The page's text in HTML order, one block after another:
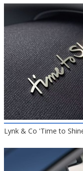
Lynk & Co 'Time to